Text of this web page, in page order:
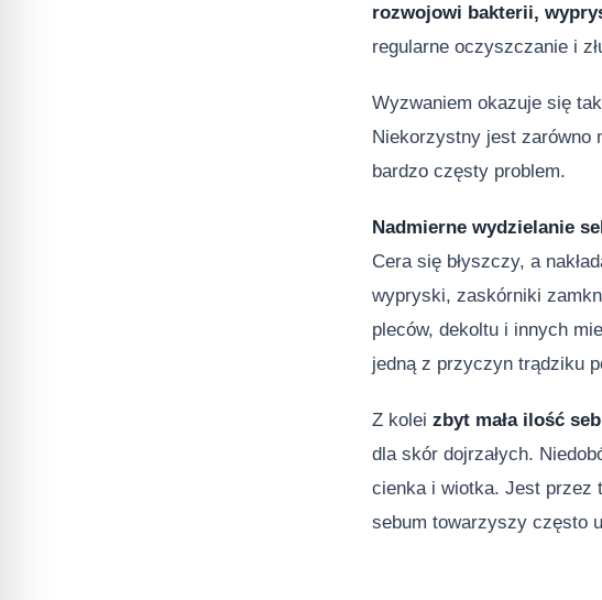
rozwojowi bakterii,
regularne oczyszczanie i
Wyzwaniem okazuje się
Niekorzystny jest zarówno
bardzo częsty problem.
Nadmierne wydzielanie
Cera się błyszczy, a
wypryski, zaskórniki
pleców, dekoltu i innych
jedną z przyczyn trądziku
Z koleizbyt mała ilość
dla skór dojrzałych.
cienka i wiotka. Jest przez
sebum towarzyszy często